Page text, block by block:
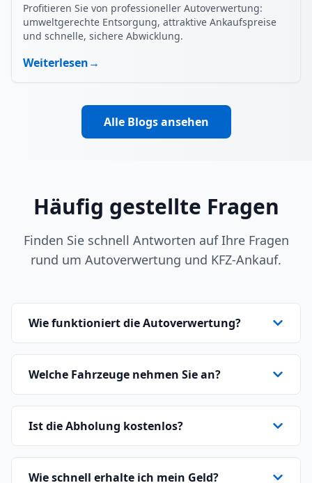
Profitieren Sie von professioneller Autoverwertung:
umweltgerechte Entsorgung, attraktive Ankaufspreise
und schnelle, sichere Abwicklung.
Weiterlesen→
Alle Blogs ansehen
Häufig gestellte Fragen
Finden Sie schnell Antworten auf Ihre Fragen
rund um Autoverwertung und KFZ-Ankauf.
Wie funktioniert die Autoverwertung?
Welche Fahrzeuge nehmen Sie an?
Ist die Abholung kostenlos?
Wie schnell erhalte ich mein Geld?